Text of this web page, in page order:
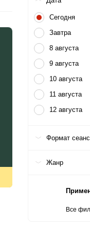
Сегодня
Завтра
8 августа
9 августа
10 августа
11 августа
12 августа
Формат
Жанр
Все